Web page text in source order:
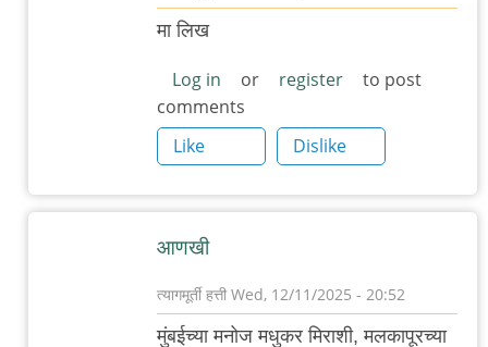
In
म
चा
अनुप्रास
by
हत्ती
मा लिख
Log in or register
to post
comments
Like
Dislike
आणखी
त्यागमूर्ती हत्ती Wed, 12/11/2025 - 20:52
In
मुंबईच्या मनोज मधुकर मिराशी, मलकापूरच्या